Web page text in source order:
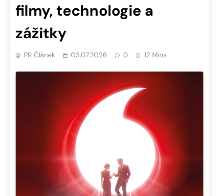
filmy, technologie a
zážitky
PR Článek 03.07.2026 0 12 Mins